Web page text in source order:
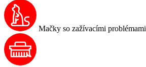
Mačky so zažívacími problémami